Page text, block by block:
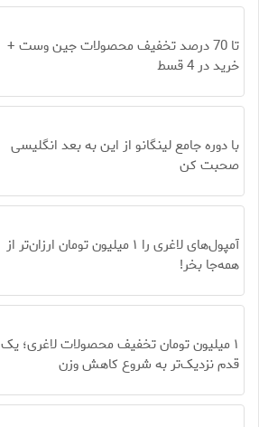
تا 70 درصد تخفیف محصولات جین وست +
خرید در 4 قسط
با دوره جامع لینگانو از این به بعد انگلیسی
صحبت کن
آمپول‌های لاغری را ۱ میلیون تومان ارزان‌تر از
همه‌جا بخر!
۱ میلیون تومان تخفیف محصولات لاغری؛ یک
قدم نزدیک‌تر به شروع کاهش وزن